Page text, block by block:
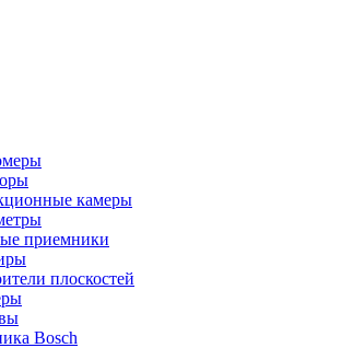
камеры
приемники
плоскостей
Bosch